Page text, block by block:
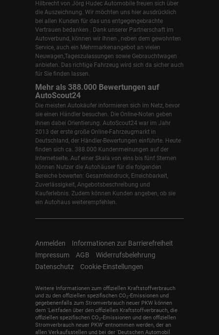
Hilbrecht von Jörg Hudec Automobile freuen sich über
die Auszeichnung. Wir möchten uns hier ausdrücklich
bei allen Kunden für das uns entgegengebrachte
Vertrauen bedanken . Dank unserer Partnerschaft im
Autoverbund, können wir Ihnen , neben dem gewohnten
Service, auch ein Mehrmarkenangebot an vielen
Neuwagen,Tageszulassungen sowie Gebrauchtwagen
anbieten. Das richtige Fahrzeug wird sich da sicher auch
für Sie finden lassen.
Mehr als 388.000 Bewertungen auf
AutoScout24
Die meisten Autokäufer informieren sich im Netz, bevor
sie einen Händler besuchen. Die Online-Noten geben
ihnen dabei Orientierung. AutoScout24 war im Jahr
2013 der erste große Online-Fahrzeugmarkt in
Deutschland, der Händler-Bewertungen einführte. Heute
finden sich ca. 388.000 Kundenmeinungen auf der
Internetseite. Auf einer Skala von eins bis fünf Sternen
können Nutzer die Autohäuser für die folgenden
Bereiche bewerten: Gesamteindruck, Erreichbarkeit,
Zuverlässigkeit, Angebotsbeschreibung und
Kauferlebnis. Zudem können Kunden angeben, ob sie
ein Autohaus weiterempfehlen.
Anmelden
Informationen zur Barrierefreiheit
Impressum
AGB
Widerrufsbelehrung
Datenschutz
Cookie-Einstellungen
Weitere Informationen zum offiziellen Kraftstoffverbrauch
und zu den offiziellen spezifischen CO2-Emissionen und
gegebenenfalls zum Stromverbrauch neuer PKW können
dem 'Leitfaden über den offiziellen Kraftstoffverbrauch, die
offiziellen spezifischen CO2-Emissionen und den offiziellen
Stromverbrauch neuer PKW' entnommen werden, der an
allen Verkaufsstellen und bei der 'Deutschen Automobil